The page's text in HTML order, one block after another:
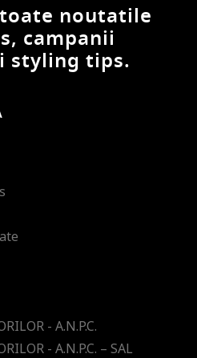
noutatile
campanii
styling tips.
- A.N.P.C.
- A.N.P.C. – SAL